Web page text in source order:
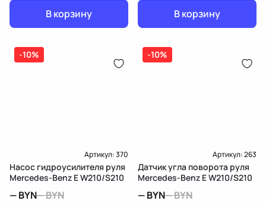
В корзину
В корзину
-10%
Артикул:370
Насос гидроусилителя руля
Mercedes-Benz E W210/S210
—BYN—BYN
-10%
Артикул:263
Датчик угла поворота руля
Mercedes-Benz E W210/S210
—BYN—BYN